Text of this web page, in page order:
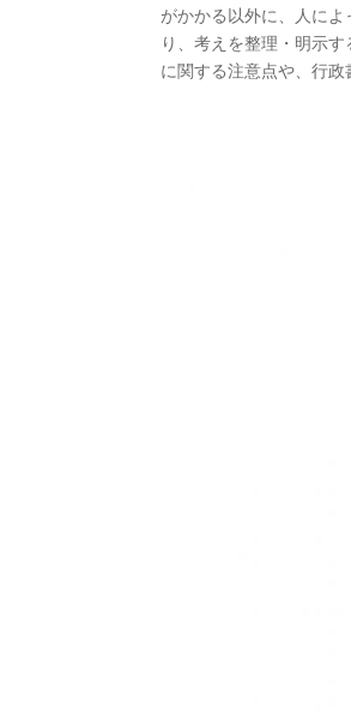
がかかる以外に、人に
り、考えを整理・明示
に関する注意点や、行